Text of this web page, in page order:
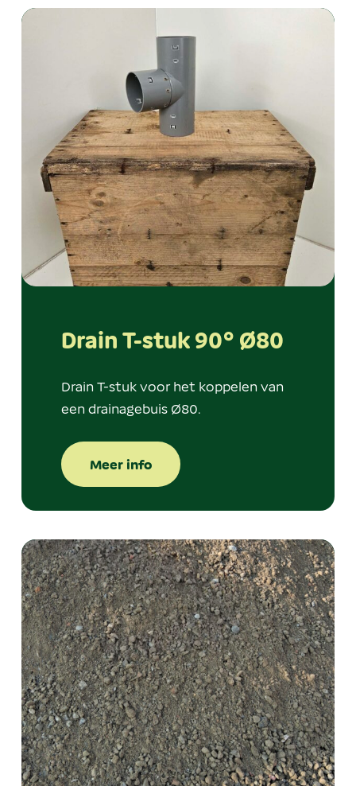
Drain T-stuk 90° Ø80
Drain T-stuk voor het koppelen van
een drainagebuis Ø80.
Meer info